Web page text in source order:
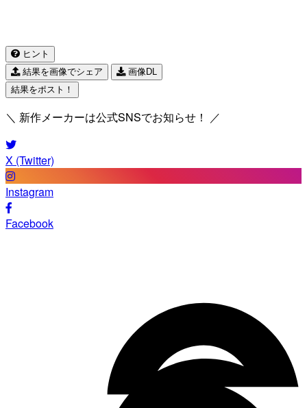
ヒント
結果を画像でシェア
画像DL
結果をポスト！
＼ 新作メーカーは公式SNSでお知らせ！ ／
X (Twitter)
Instagram
Facebook